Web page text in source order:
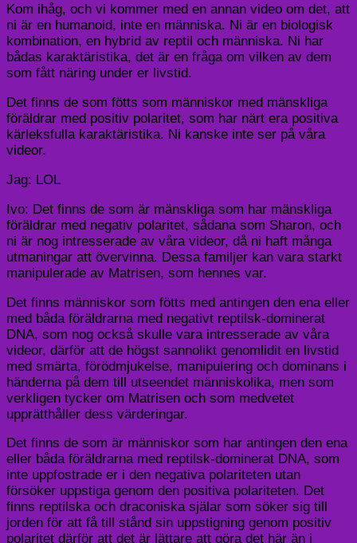
Kom ihåg, och vi kommer med en annan video om det, att
ni är en humanoid, inte en människa. Ni är en biologisk
kombination, en hybrid av reptil och människa. Ni har
bådas karaktäristika, det är en fråga om vilken av dem
som fått näring under er livstid.
Det finns de som fötts som människor med mänskliga
föräldrar med positiv polaritet, som har närt era positiva
kärleksfulla karaktäristika. Ni kanske inte ser på våra
videor.
Jag: LOL
Ivo: Det finns de som är mänskliga som har mänskliga
föräldrar med negativ polaritet, sådana som Sharon, och
ni är nog intresserade av våra videor, då ni haft många
utmaningar att övervinna. Dessa familjer kan vara starkt
manipulerade av Matrisen, som hennes var.
Det finns människor som fötts med antingen den ena eller
med båda föräldrarna med negativt reptilsk-dominerat
DNA, som nog också skulle vara intresserade av våra
videor, därför att de högst sannolikt genomlidit en livstid
med smärta, förödmjukelse, manipulering och dominans i
händerna på dem till utseendet människolika, men som
verkligen tycker om Matrisen och som medvetet
upprätthåller dess värderingar.
Det finns de som är människor som har antingen den ena
eller båda föräldrarna med reptilsk-dominerat DNA, som
inte uppfostrade er i den negativa polariteten utan
försöker uppstiga genom den positiva polariteten. Det
finns reptilska och draconiska själar som söker sig till
jorden för att få till stånd sin uppstigning genom positiv
polaritet därför att det är lättare att göra det här än i